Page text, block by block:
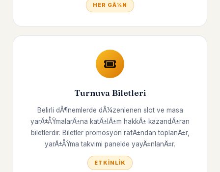
HER GÃ¼N
Turnuva Biletleri
Belirli dÃ¶nemlerde dÃ¼zenlenen slot ve masa
yarÄ±ÅŸmalarÄ±na katÄ±lÄ±m hakkÄ± kazandÄ±ran
biletlerdir. Biletler promosyon rafÄ±ndan toplanÄ±r,
yarÄ±ÅŸma takvimi panelde yayÄ±nlanÄ±r.
ETKINLIK